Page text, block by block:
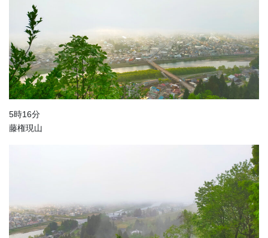
5時16分
藤権現山